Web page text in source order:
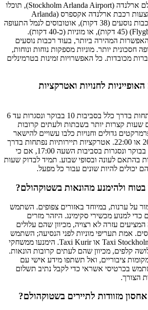
מנמל התעופה שטוקהולם ארלנדה (Stockholm Arlanda Airport), תוכלו
להגיע למרכז העיר באמצעות רכבת ארלנדה אקספרס (Arlanda
Express) (20 דקות), רכבות נוסעים (38 דקות), אוטובוסים לנמל התעופה
פליגבוסארנה (Flygbussarna) (45 דקות), או מוניות (כ-40 דקות).
המהירה ביותר, בעוד רכבות נוסעים
חסכונית יותר. מוניות מספקות נוחות ונוחות,
מכובדות. כל האפשרויות זמינות בטרמינלים
לחנויות ואטרקציות
בשטוקהולם, חנויות נפתחות בדרך כלל בסביבות 10 בבוקר ונסגרות עד 6
עם שעות קצרות יותר בשבתות ולעתים קרובות
גדולים וחנויות כלבו עשויים להישאר
פתוחים עד השעה 20:00 או 22:00. אטרקציות תיירותיות נפתחות בדרך
כלל בין השעות 9 ל -10 בבוקר ונסגרות בסביבות השעה 17:00, אם כי
בהתאם לעונה ובסופי שבוע. תמיד לבדוק שעות
יכולים להיות שונים עבור כל מפעל.
ולהימנע מהונאות בשטוקהולם?
על ערנות, במיוחד באזורים צפופים. השתמש
למנוע מכשירי סקימינג. היזהר מזרים
המציעים עזרה לא רצויה, מכיוון שהם עלולים
אמת תעריפי מוניות לפני הנסיעה; השתמש
בחברות מכובדות כמו Taxi Stockholm או Taxi Kurir. הימנעו ממשחקי
קלפים, מכיוון שהם לעתים קרובות הונאות.
ציבוריים, ואל תשתפו מידע אישי עם
בכרטיסי אשראי כדי לקבל נתיב תשלום
הצורך.
מזוודות לתיירים בשטוקהולם?